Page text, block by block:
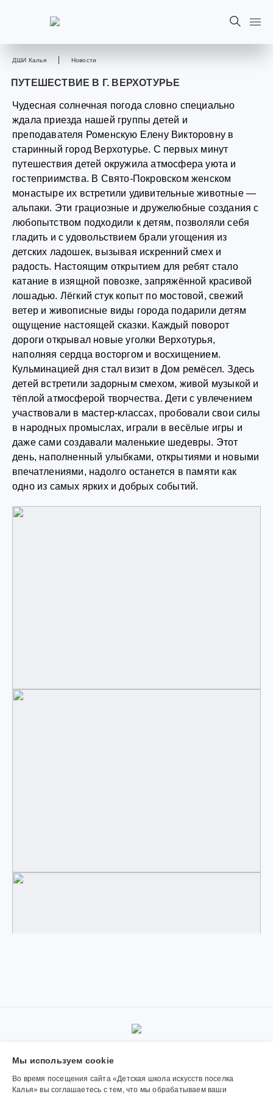
ДШИ Калья Новости
ПУТЕШЕСТВИЕ В Г. ВЕРХОТУРЬЕ
Чудесная солнечная погода словно специально
ждала приезда нашей группы детей и
преподавателя Роменскую Елену Викторовну в
старинный город Верхотурье. С первых минут
путешествия детей окружила атмосфера уюта и
гостеприимства. В Свято-Покровском женском
монастыре их встретили удивительные животные —
альпаки. Эти грациозные и дружелюбные создания с
любопытством подходили к детям, позволяли себя
гладить и с удовольствием брали угощения из
детских ладошек, вызывая искренний смех и
радость. Настоящим открытием для ребят стало
катание в изящной повозке, запряжённой красивой
лошадью. Лёгкий стук копыт по мостовой, свежий
ветер и живописные виды города подарили детям
ощущение настоящей сказки. Каждый поворот
дороги открывал новые уголки Верхотурья,
наполняя сердца восторгом и восхищением.
Кульминацией дня стал визит в Дом ремёсел. Здесь
детей встретили задорным смехом, живой музыкой и
тёплой атмосферой творчества. Дети с увлечением
участвовали в мастер-классах, пробовали свои силы
в народных промыслах, играли в весёлые игры и
даже сами создавали маленькие шедевры. Этот
день, наполненный улыбками, открытиями и новыми
впечатлениями, надолго останется в памяти как
одно из самых ярких и добрых событий.
© 2019-2026, Муниципальное автономное учреждение
дополнительного образования «Детская школа искусств поселка
Калья». Использование материалов сайта согласуется с
администрацией учреждения.
Мы используем сookie
Во время посещения сайта «Детская школа искусств поселка
Калья» вы соглашаетесь с тем, что мы обрабатываем ваши